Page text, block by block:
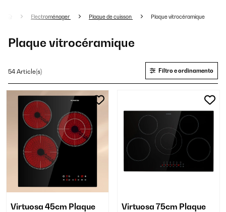
Electroménager Plaque de cuisson Plaque vitrocéramique
Plaque vitrocéramique
54 Article(s) Filtro e ordinamento
Virtuosa 45cm Plaque
Virtuosa 75cm Plaque